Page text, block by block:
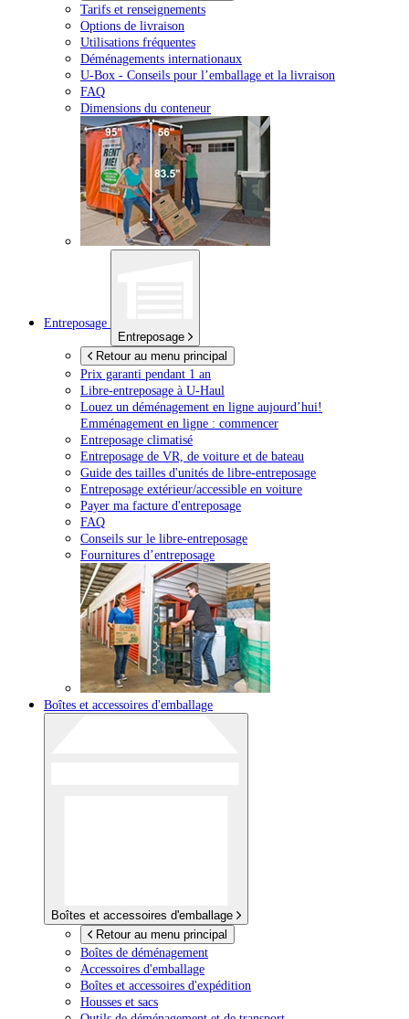
Tarifs et renseignements
Options de livraison
Utilisations fréquentes
Déménagements internationaux
U-Box - Conseils pour l’emballage et la livraison
FAQ
Dimensions du conteneur
Entreposage
Entreposage
Retour au menu principal
Prix garanti pendant 1 an
Libre-entreposage à U-Haul
Louez un déménagement en ligne aujourd’hui!
Emménagement en ligne : commencer
Entreposage climatisé
Entreposage de VR, de voiture et de bateau
Guide des tailles d'unités de libre-entreposage
Entreposage extérieur/accessible en voiture
Payer ma facture d'entreposage
FAQ
Conseils sur le libre-entreposage
Fournitures d’entreposage
Boîtes et accessoires d'emballage
Boîtes et accessoires d'emballage
Retour au menu principal
Boîtes de déménagement
Accessoires d'emballage
Boîtes et accessoires d'expédition
Housses et sacs